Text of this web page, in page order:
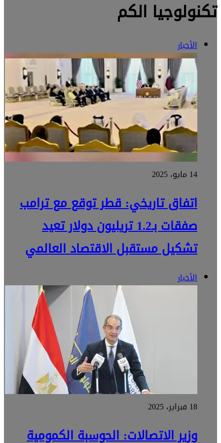
تكنولوجيا الكم
الأخبار
14 مايو، 2025
اتفاق تاريخي: قطر توقع مع ترامب
صفقات بـ1.2 تريليون دولار تعيد
تشكيل مستقبل الاقتصاد العالمي
الأخبار
18 فبراير، 2025
وزير الاتصالات: الحوسبة الكمومية